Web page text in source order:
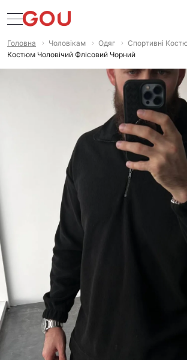
Головна Чоловікам Одяг
Спортивні
Костюм Чоловічий Флісовий Чорний